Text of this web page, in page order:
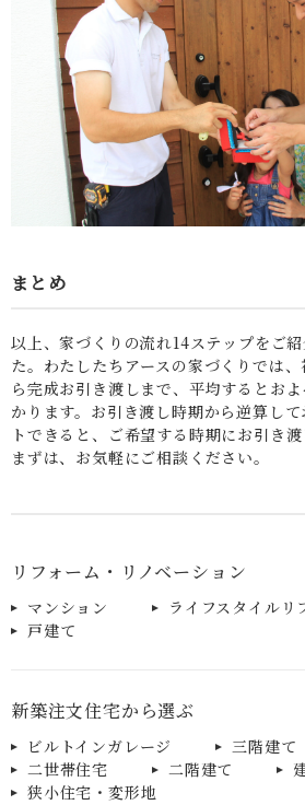
まとめ
以上、家づくりの流れ14ステップをご
た。わたしたちアースの家づくりでは
ら完成お引き渡しまで、平均するとお
かります。お引き渡し時期から逆算し
トできると、ご希望する時期にお引き渡
まずは、お気軽にご相談ください。
リフォーム・リノベーション
マンション
ライフスタイルリ
戸建て
新築注文住宅から選ぶ
ビルトインガレージ
三階建て
二世帯住宅
二階建て
狭小住宅・変形地